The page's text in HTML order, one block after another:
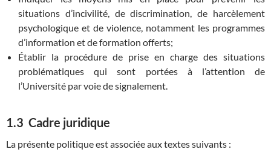
situations d’incivilité, de discrimination, de harcèlement
psychologique et de violence, notamment les programmes
d’information et de formation offerts;
Établir la procédure de prise en charge des situations
problématiques qui sont portées à l’attention de
l’Université par voie de signalement.
1.3 Cadre juridique
La présente politique est associée aux textes suivants :